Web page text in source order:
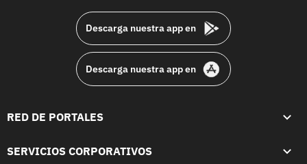
Descarga nuestra app en
Descarga nuestra app en
RED DE PORTALES
SERVICIOS CORPORATIVOS